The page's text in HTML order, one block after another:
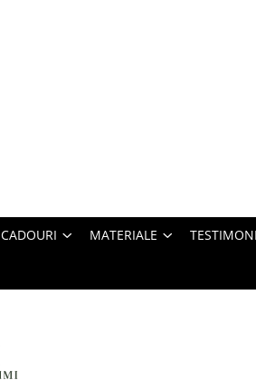
CADOURI MATERIALE